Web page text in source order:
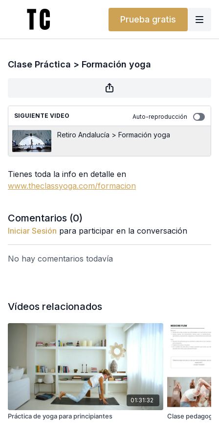
Prueba gratis
Clase Práctica > Formación yoga
SIGUIENTE VIDEO Auto-reproducción
Retiro Andalucía > Formación yoga
Tienes toda la info en detalle en
www.theclassyoga.com/formacion
Comentarios (0)
Iniciar Sesión para participar en la conversación
No hay comentarios todavía
Vídeos relacionados
01:31:32
Práctica de yoga para principiantes Clase